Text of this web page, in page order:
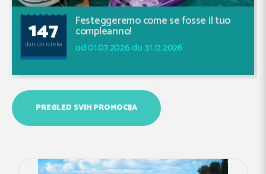
147
dan do isteka
Festeggeremo come se fosse il tuo
compleanno!
od 01.07.2026 do 31.12.2026
PREGLED SVIH PROMOCIJA